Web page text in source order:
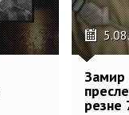
Замир
резне